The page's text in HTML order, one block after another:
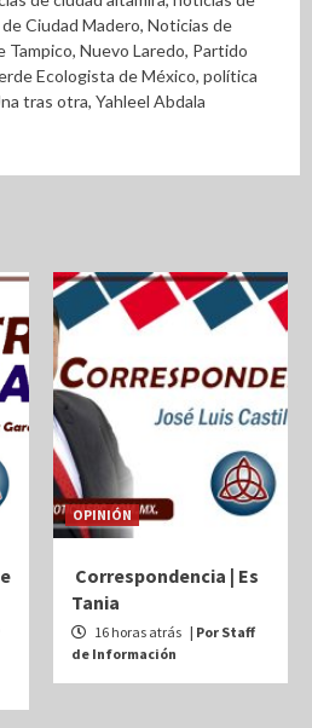
Ciudad Madero, Noticias de
Tampico, Nuevo Laredo, Partido
Ecologista de México, política
tras otra, Yahleel Abdala
OPINIÓN
Correspondencia | Es
Tania
16 horas atrás | Por Staff
de Información